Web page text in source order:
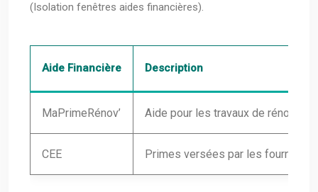
(Isolation fenêtres aides financières).
Aide Financière Description
MaPrimeRénov’ Aide pour les travaux de
CEE Primes versées par les